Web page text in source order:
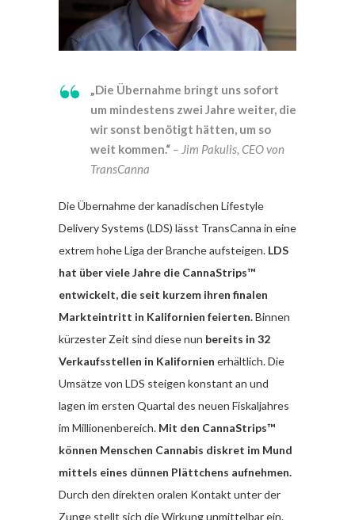
„Die Übernahme bringt uns sofort
um mindestens zwei Jahre weiter, die
wir sonst benötigt hätten, um so
weit kommen.“ – Jim Pakulis, CEO von
TransCanna
Die Übernahme der kanadischen Lifestyle
Delivery Systems (LDS) lässt TransCanna in eine
extrem hohe Liga der Branche aufsteigen. LDS
hat über viele Jahre die CannaStrips™
entwickelt, die seit kurzem ihren finalen
Markteintritt in Kalifornien feierten.Binnen
kürzester Zeit sind diese nun bereits in 32
Verkaufsstellen in Kalifornien erhältlich. Die
Umsätze von LDS steigen konstant an und
lagen im ersten Quartal des neuen Fiskaljahres
im Millionenbereich. Mit den CannaStrips™
können Menschen Cannabis diskret im Mund
mittels eines dünnen Plättchens aufnehmen.
Durch den direkten oralen Kontakt unter der
Zunge stellt sich die Wirkung unmittelbar ein.